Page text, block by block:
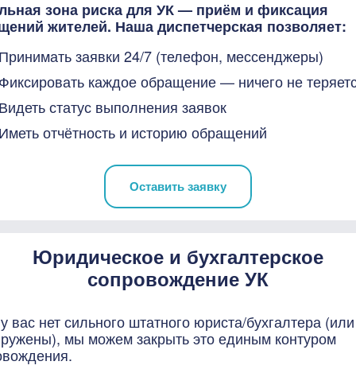
зона риска для УК — приём и фиксация
жителей. Наша диспетчерская позволяет:
заявки 24/7 (телефон, мессенджеры)
каждое обращение — ничего не
статус выполнения заявок
отчётность и историю обращений
Оставить заявку
Юридическое и бухгалтерское
сопровождение УК
вас нет сильного штатного юриста/бухгалтера
мы можем закрыть это единым контуром